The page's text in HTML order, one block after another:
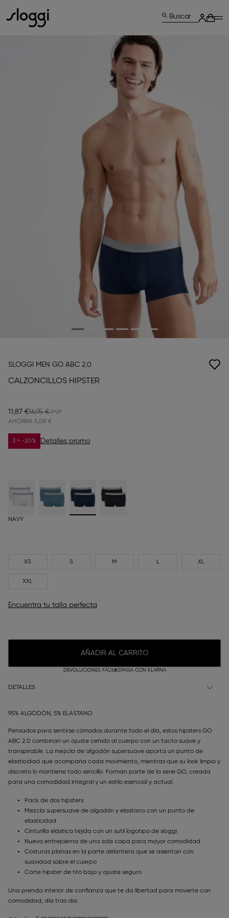
Buscar
SLOGGI MEN GO ABC 2.0
CALZONCILLOS HIPSTER
11,87 €16,95 €
AHORRA 5,08 €
3 = -20% Detalles promo
NAVY
XS S M L XL
XXL
Encuentra tu talla perfecta
AÑADIR AL CARRITO
DEVOLUCIONES FÁCILESPAGA CON KLARNA
DETALLES
95% ALGODÓN, 5% ELASTANO
Pensados para sentirse cómodos durante todo el día, estos hipsters GO
ABC 2.0 combinan un ajuste ceñido al cuerpo con un tacto suave y
transpirable. La mezcla de algodón supersuave aporta un punto de
elasticidad que acompaña cada movimiento, mientras que su look limpio y
discreto lo mantiene todo sencillo. Forman parte de la serie GO, creada
para una comodidad integral y un estilo esencial y actual.
Pack de dos hipsters
Mezcla supersuave de algodón y elastano con un punto de
elasticidad
Cinturilla elástica tejida con un sutil logotipo de sloggi
Nueva entrepierna de una sola capa para mayor comodidad
Costuras planas en la parte delantera que se asientan con
suavidad sobre el cuerpo
Corte hipster de tiro bajo y ajuste seguro
Una prenda interior de confianza que te da libertad para moverte con
comodidad, día tras día.